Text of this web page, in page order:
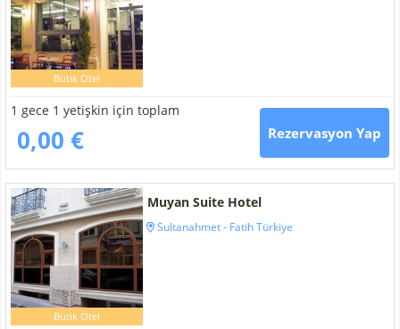
Butik Otel
1 gece 1 yetişkin için toplam
0,00 € Rezervasyon Yap
Butik Otel
Muyan Suite Hotel
Sultanahmet - Fatih Türkiye